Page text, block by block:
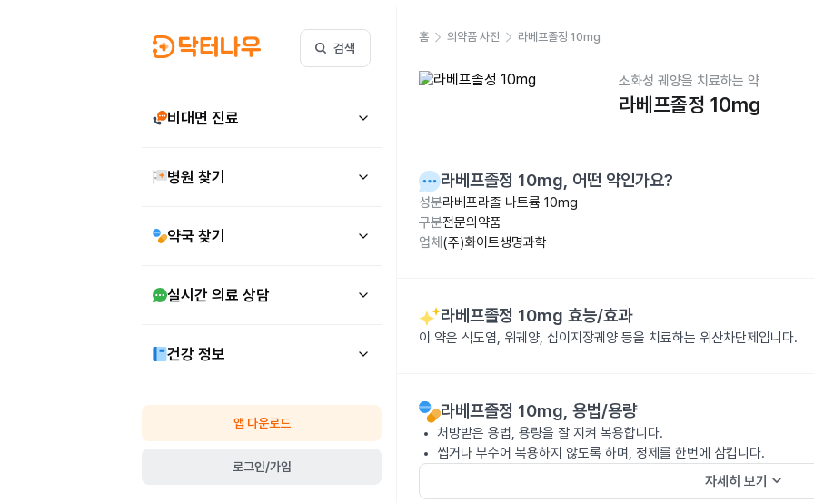
검색
비대면 진료
병원 찾기
약국 찾기
실시간 의료 상담
건강 정보
앱 다운로드
로그인/가입
홈 의약품 사전 라베프졸정 10mg
소화성 궤양을 치료하는 약
라베프졸정 10mg
라베프졸정 10mg, 어떤 약인가요?
성분라베프라졸 나트륨 10mg
구분전문의약품
업체 (주)화이트생명과학
라베프졸정 10mg 효능/효과
이 약은 식도염, 위궤양, 십이지장궤양 등을 치료하는 위산차단제입니다.
라베프졸정 10mg, 용법/용량
처방받은 용법, 용량을 잘 지켜 복용합니다.
씹거나 부수어 복용하지 않도록 하며, 정제를 한번에 삼킵니다.
자세히 보기 keyboard_arrow_down